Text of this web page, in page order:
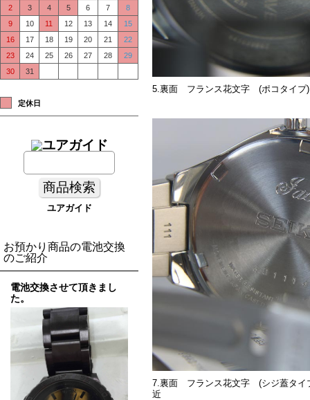
節電・節約・エコのおすす
め時計!
2
3 4 5 6 7
8
9
10 11 12 13 14
15
16
17 18 19 20 21
22
23
24 25 26 27 28
29
30
31
定休日
ユアガイド
お預かり商品の電池交換
のご紹介
電池交換させて頂きまし
た。
5.裏面 フランス花文字 (ポコタイ
7.裏面 フランス花文字 (シジ蓋タ
近